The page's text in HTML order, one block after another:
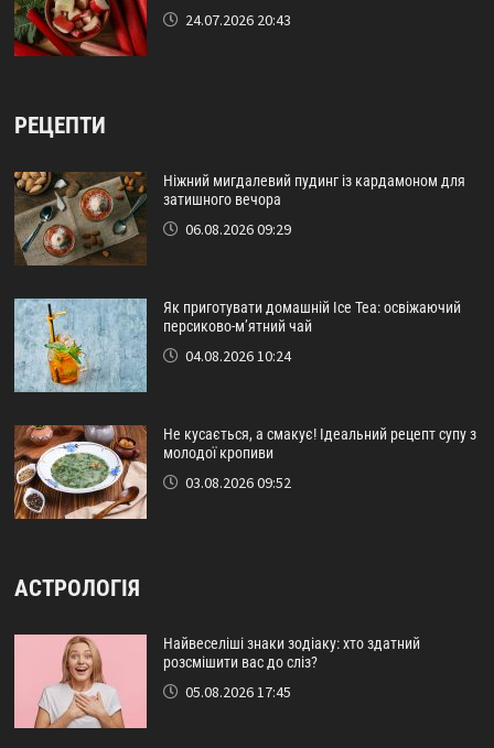
24.07.2026 20:43
РЕЦЕПТИ
Ніжний мигдалевий пудинг із кардамоном для
затишного вечора
06.08.2026 09:29
Як приготувати домашній Ice Tea: освіжаючий
персиково-м’ятний чай
04.08.2026 10:24
Не кусається, а смакує! Ідеальний рецепт супу з
молодої кропиви
03.08.2026 09:52
АСТРОЛОГІЯ
Найвеселіші знаки зодіаку: хто здатний
розсмішити вас до сліз?
05.08.2026 17:45